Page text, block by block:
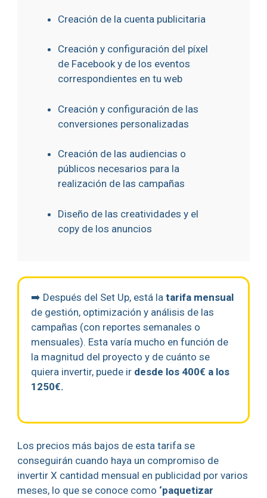
Creación de la cuenta publicitaria
Creación y configuración del píxel
de Facebook y de los eventos
correspondientes en tu web
Creación y configuración de las
conversiones personalizadas
Creación de las audiencias o
públicos necesarios para la
realización de las campañas
Diseño de las creatividades y el
copy de los anuncios
➡️ Después del Set Up, está la tarifa mensual
de gestión, optimización y análisis de las
campañas (con reportes semanales o
mensuales). Esta varía mucho en función de
la magnitud del proyecto y de cuánto se
quiera invertir, puede ir desde los 400€ a los
1250€.
Los precios más bajos de esta tarifa se
conseguirán cuando haya un compromiso de
invertir X cantidad mensual en publicidad por varios
meses, lo que se conoce como ‘paquetizar